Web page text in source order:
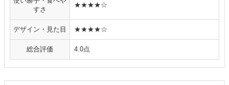
すさ
★★★★☆
デザイン・見た目 ★★★★☆
総合評価 4.0点